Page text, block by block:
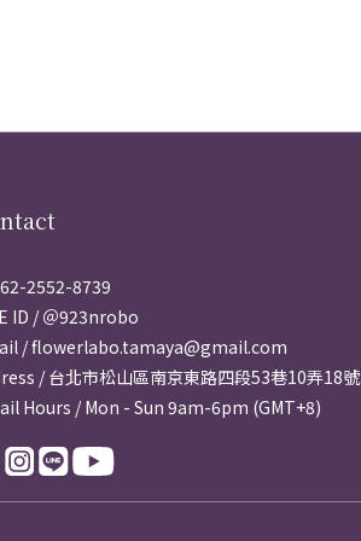
2552-8739
ID / ＠923nrobo
/ flowerlabo.tamaya@gmail.com
/ 台北市松山區南京東路四段53巷10弄18號
Hours / Mon - Sun 9am-6pm (GMT+8)